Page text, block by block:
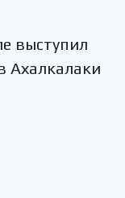
выступил
Ахалкалаки